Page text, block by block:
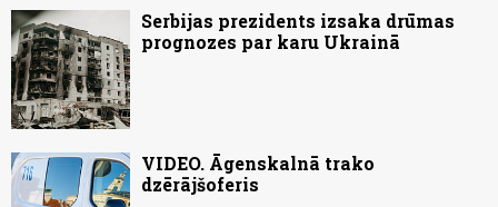
Serbijas prezidents izsaka drūmas
prognozes par karu Ukrainā
VIDEO. Āgenskalnā trako
dzērājšoferis